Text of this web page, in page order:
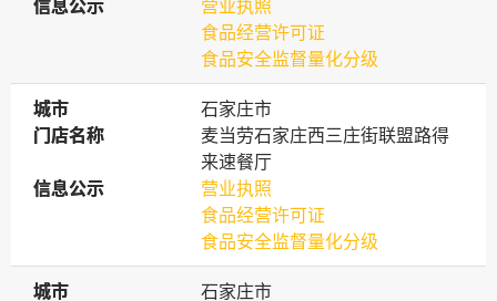
信息公示
信息公示
营业执照
食品经营许可证
食品安全监督量化分级
城市
城市
石家庄市
门店名称
门店名称
麦当劳石家庄西三庄街联盟路得
来速餐厅
信息公示
信息公示
营业执照
食品经营许可证
食品安全监督量化分级
城市
城市
石家庄市